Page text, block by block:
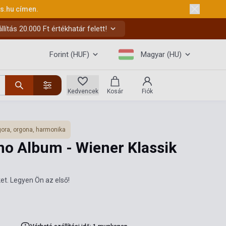
címen.
20.000 Ft értékhatár felett!
Forint (HUF) Magyar (HU)
Kedvencek Kosár Fiók
orgona, harmonika
Album - Wiener Klassik
Legyen Ön az első!